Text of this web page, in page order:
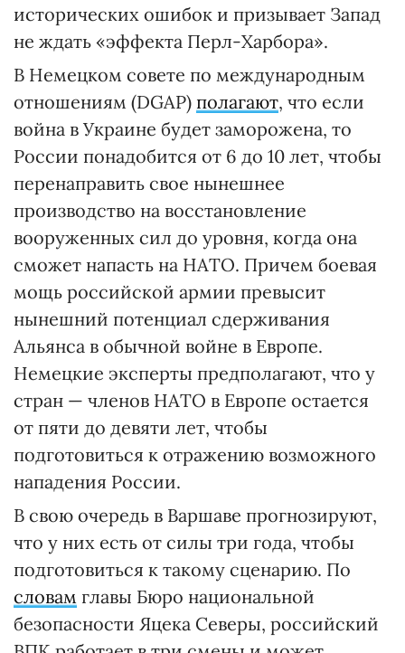
исторических ошибок и призывает Запад
не ждать «эффекта Перл-Харбора».
В Немецком совете по международным
отношениям (DGAP) полагают, что если
война в Украине будет заморожена, то
России понадобится от 6 до 10 лет, чтобы
перенаправить свое нынешнее
производство на восстановление
вооруженных сил до уровня, когда она
сможет напасть на НАТО. Причем боевая
мощь российской армии превысит
нынешний потенциал сдерживания
Альянса в обычной войне в Европе.
Немецкие эксперты предполагают, что у
стран — членов НАТО в Европе остается
от пяти до девяти лет, чтобы
подготовиться к отражению возможного
нападения России.
В свою очередь в Варшаве прогнозируют,
что у них есть от силы три года, чтобы
подготовиться к такому сценарию. По
словам главы Бюро национальной
безопасности Яцека Северы, российский